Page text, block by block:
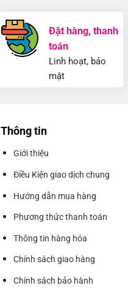
Đặt hàng, thanh
toán
Linh hoạt, bảo
mật
Thông tin
Giới thiệu
Điều Kiện giao dịch chung
Hướng dẫn mua hàng
Phương thức thanh toán
Thông tin hàng hóa
Chính sách giao hàng
Chính sách bảo hành